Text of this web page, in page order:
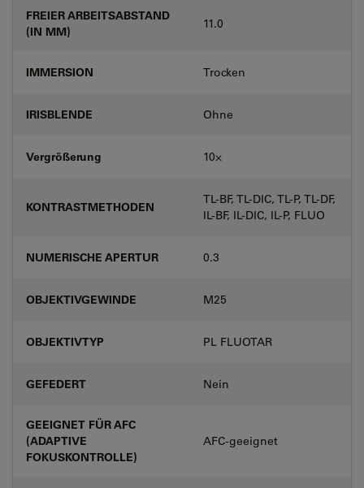
FREIER ARBEITSABSTAND
(IN MM)
11.0
IMMERSION Trocken
IRISBLENDE Ohne
Vergrößerung 10⨉
KONTRASTMETHODEN
TL-BF, TL-DIC, TL-P, TL-DF,
IL-BF, IL-DIC, IL-P, FLUO
NUMERISCHE APERTUR 0.3
OBJEKTIVGEWINDE M25
OBJEKTIVTYP PL FLUOTAR
GEFEDERT Nein
GEEIGNET FÜR AFC
(ADAPTIVE
FOKUSKONTROLLE)
AFC-geeignet